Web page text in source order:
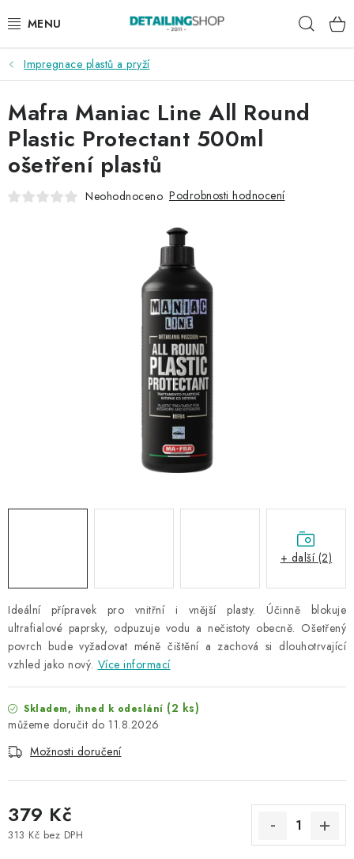
na
AKCE
NOVINKY
EXTERIÉR
INTERIÉR
DÁRKOVÉ SADY A POUKAZY
Impregnace plastů a pryží
Ideální přípravek pro vnitřní i vnější plasty. Účinně blokuje
ultrafialové paprsky, odpuzuje vodu a nečistoty obecně. Ošetřený
povrch bude vyžadovat méně čištění a zachová si dlouhotrvající
vzhled jako nový. Více informací
Skladem, ihned k odeslání (2 ks)
11.8.2026
Možnosti doručení
379 Kč
313 Kč bez DPH
Mafra Maniac Line All Round
Plastic Protectant 500ml
ošetření plastů
Neohodnoceno Podrobnosti hodnocení
+ další (2)